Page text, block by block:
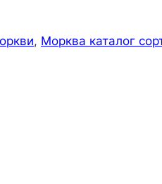
, Морква каталог